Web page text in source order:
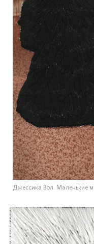
Джессика Вол. Маленькие